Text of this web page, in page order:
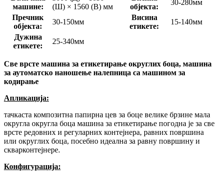
машине:
(Ш) × 1560 (В) мм
објекта:
30-280мм
Пречник
објекта:
30-150мм
Висина
етикете:
15-140мм
Дужина
етикете:
25-340мм
Све врсте машина за етикетирање округлих боца, машина
за аутоматско наношење налепница са машином за
кодирање
Апликација:
тачкаста композитна папирна цев за боце велике брзине мала
округла округла боца машина за етикетирање погодна је за све
врсте редовних и регуларних контејнера, равних површина
или округлих боца, посебно идеална за равну површину и
скварконтејнере.
Конфигурација: